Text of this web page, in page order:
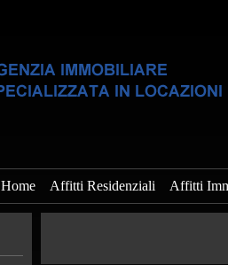
Home Affitti Residenziali Affitti